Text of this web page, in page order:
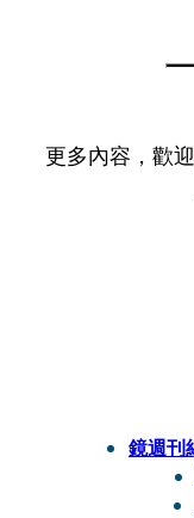
更多內容，歡迎
鏡週刊